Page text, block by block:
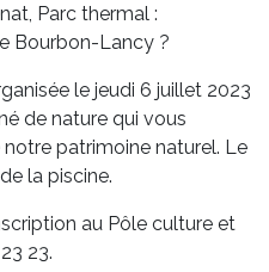
Parc thermal :
Bourbon-Lancy ?
le jeudi 6 juillet 2023
de nature qui vous
patrimoine naturel. Le
la piscine.
au Pôle culture et
23.